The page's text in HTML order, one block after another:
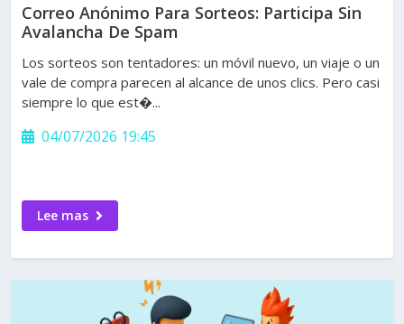
Correo Anónimo Para Sorteos: Participa Sin
Avalancha De Spam
Los sorteos son tentadores: un móvil nuevo, un viaje o un
vale de compra parecen al alcance de unos clics. Pero casi
siempre lo que est�...
04/07/2026 19:45
Lee mas